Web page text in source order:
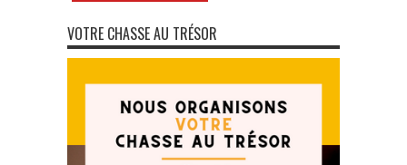
VOTRE CHASSE AU TRÉSOR